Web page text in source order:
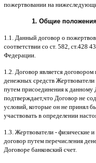
пожертвовании на
1. Общие положения
1.1. Данный договор о
соответствии со ст. 582, ст.428
Федерации
1.2. Договор является
денежных средств
путем присоединения к данному
подтверждает,что Договор не
условий которые он не принял
участвовать в определении
1.3. Жертвователи - физические
договор путем перечисления
Договоре банковский счет.